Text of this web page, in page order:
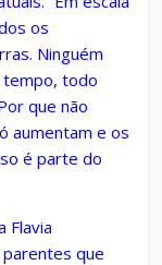
os
Ninguém
tempo, todo
que não
aumentam e os
é parte do
Flavia
que